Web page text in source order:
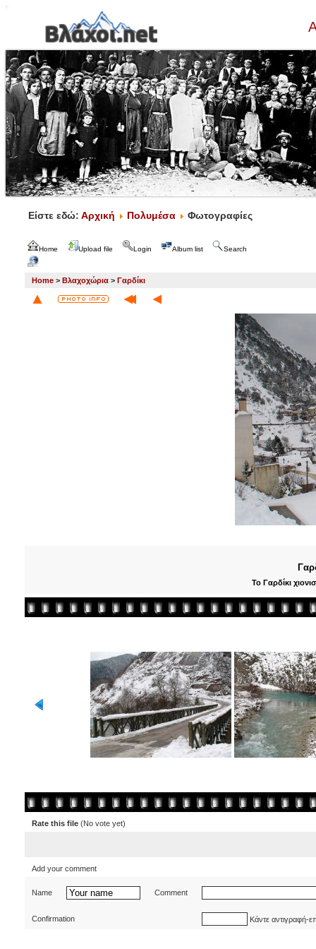
Είστε εδώ: Αρχική Πολυμέσα Φωτογραφίες
Home Upload file Login Album list Search
Home > Βλαχοχώρια > Γαρδίκι
Το Γαρδίκι
Rate this file (No vote yet)
Add your comment
Name Comment
Confirmation Κάντε αντιγραφή-